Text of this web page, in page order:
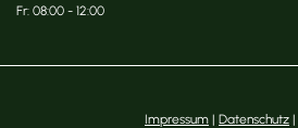
Fr: 08:00 - 12:00
Impressum | Datenschutz |